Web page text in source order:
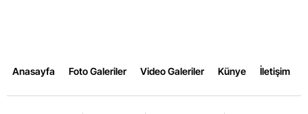
Anasayfa Foto Galeriler Video Galeriler Künye İletişim